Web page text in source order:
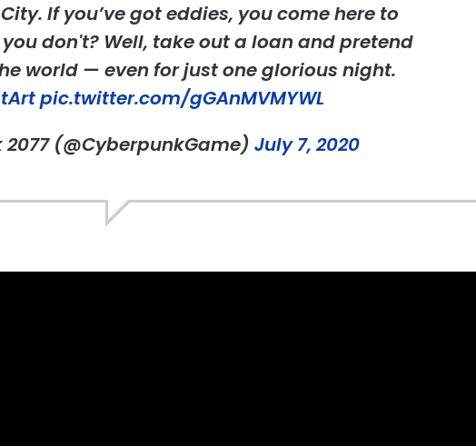
If you’ve got eddies, you come here to
don't? Well, take out a loan and pretend
world — even for just one glorious night.
pic.twitter.com/gGAnMVMYWL
(@CyberpunkGame) July 7, 2020